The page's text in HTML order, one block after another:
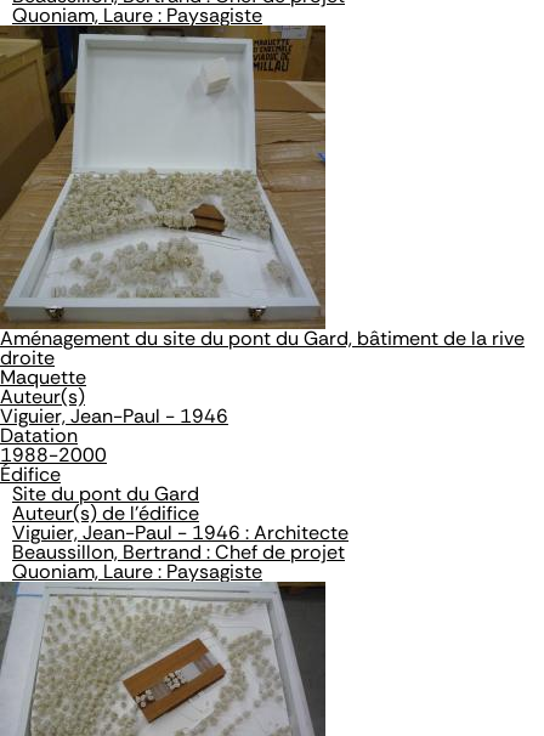
Quoniam, Laure : Paysagiste
Aménagement du site du pont du Gard, bâtiment de la rive
droite
Maquette
Auteur(s)
Viguier, Jean-Paul - 1946
Datation
1988-2000
Édifice
Site du pont du Gard
Auteur(s) de l'édifice
Viguier, Jean-Paul - 1946 : Architecte
Beaussillon, Bertrand : Chef de projet
Quoniam, Laure : Paysagiste